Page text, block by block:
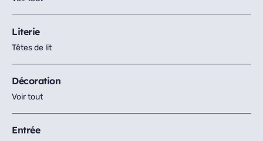
Literie
Têtes de lit
Décoration
Voir tout
Entrée